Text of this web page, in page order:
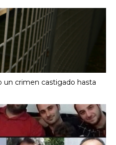
un crimen castigado hasta